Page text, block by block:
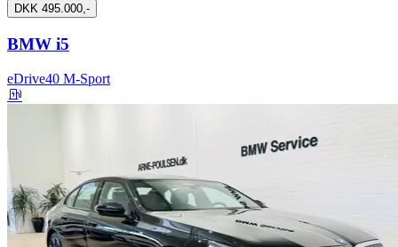
DKK 495.000,-
BMW i5
eDrive40 M-Sport